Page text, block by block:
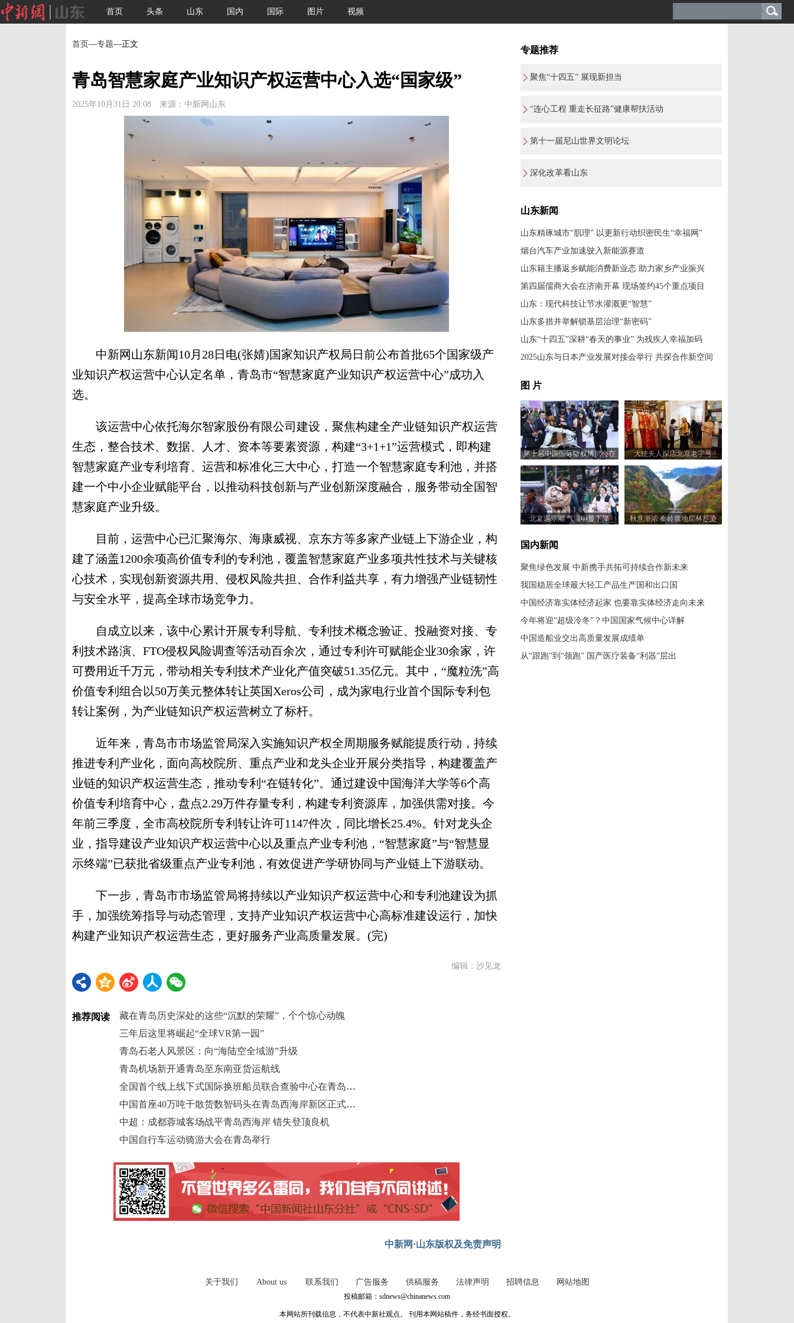
首页 头条 山东 国内 国际 图片 视频
首页—专题—正文
青岛智慧家庭产业知识产权运营中心入选“国家级”
2025年10月31日 20:08 来源：中新网山东
中新网山东新闻10月28日电(张婧)国家知识产权局日前公布首批65个国家级产
业知识产权运营中心认定名单，青岛市“智慧家庭产业知识产权运营中心”成功入
选。
该运营中心依托海尔智家股份有限公司建设，聚焦构建全产业链知识产权运营
生态，整合技术、数据、人才、资本等要素资源，构建“3+1+1”运营模式，即构建
智慧家庭产业专利培育、运营和标准化三大中心，打造一个智慧家庭专利池，并搭
建一个中小企业赋能平台，以推动科技创新与产业创新深度融合，服务带动全国智
慧家庭产业升级。
目前，运营中心已汇聚海尔、海康威视、京东方等多家产业链上下游企业，构
建了涵盖1200余项高价值专利的专利池，覆盖智慧家庭产业多项共性技术与关键核
心技术，实现创新资源共用、侵权风险共担、合作利益共享，有力增强产业链韧性
与安全水平，提高全球市场竞争力。
自成立以来，该中心累计开展专利导航、专利技术概念验证、投融资对接、专
利技术路演、FTO侵权风险调查等活动百余次，通过专利许可赋能企业30余家，许
可费用近千万元，带动相关专利技术产业化产值突破51.35亿元。其中，“魔粒洗”高
价值专利组合以50万美元整体转让英国Xeros公司，成为家电行业首个国际专利包
转让案例，为产业链知识产权运营树立了标杆。
近年来，青岛市市场监管局深入实施知识产权全周期服务赋能提质行动，持续
推进专利产业化，面向高校院所、重点产业和龙头企业开展分类指导，构建覆盖产
业链的知识产权运营生态，推动专利“在链转化”。通过建设中国海洋大学等6个高
价值专利培育中心，盘点2.29万件存量专利，构建专利资源库，加强供需对接。今
年前三季度，全市高校院所专利转让许可1147件次，同比增长25.4%。针对龙头企
业，指导建设产业知识产权运营中心以及重点产业专利池，“智慧家庭”与“智慧显
示终端”已获批省级重点产业专利池，有效促进产学研协同与产业链上下游联动。
下一步，青岛市市场监管局将持续以产业知识产权运营中心和专利池建设为抓
手，加强统筹指导与动态管理，支持产业知识产权运营中心高标准建设运行，加快
构建产业知识产权运营生态，更好服务产业高质量发展。(完)
编辑：沙见龙
推荐阅读
藏在青岛历史深处的这些“沉默的荣耀”，个个惊心动魄
三年后这里将崛起“全球VR第一园”
青岛石老人风景区：向“海陆空全域游”升级
青岛机场新开通青岛至东南亚货运航线
全国首个线上线下式国际换班船员联合查验中心在青岛启用
中国首座40万吨干散货数智码头在青岛西海岸新区正式投产
中超：成都蓉城客场战平青岛西海岸 错失登顶良机
中国自行车运动骑游大会在青岛举行
中新网·山东版权及免责声明
专题推荐
聚焦“十四五” 展现新担当
“连心工程 重走长征路”健康帮扶活动
第十一届尼山世界文明论坛
深化改革看山东
山东新闻
山东精琢城市“肌理” 以更新行动织密民生“幸福网”
烟台汽车产业加速驶入新能源赛道
山东籍主播返乡赋能消费新业态 助力家乡产业振兴
第四届儒商大会在济南开幕 现场签约45个重点项目
山东：现代科技让节水灌溉更“智慧”
山东多措并举解锁基层治理“新密码”
山东“十四五”深耕“春天的事业” 为残疾人幸福加码
2025山东与日本产业发展对接会举行 共探合作新空间
图 片
第十届中国国际版权博览会在
山东青岛开幕
大使夫人探店北京老字号
北京遇寒潮 气温明显下降 秋意渐浓 秦岭腹地层林尽染
国内新闻
聚焦绿色发展 中新携手共拓可持续合作新未来
我国稳居全球最大轻工产品生产国和出口国
中国经济靠实体经济起家 也要靠实体经济走向未来
今年将迎“超级冷冬”？中国国家气候中心详解
中国造船业交出高质量发展成绩单
从“跟跑”到“领跑” 国产医疗装备“利器”层出
关于我们 About us 联系我们 广告服务 供稿服务 法律声明 招聘信息 网站地图
投稿邮箱：sdnews@chinanews.com
本网站所刊载信息，不代表中新社观点。 刊用本网站稿件，务经书面授权。